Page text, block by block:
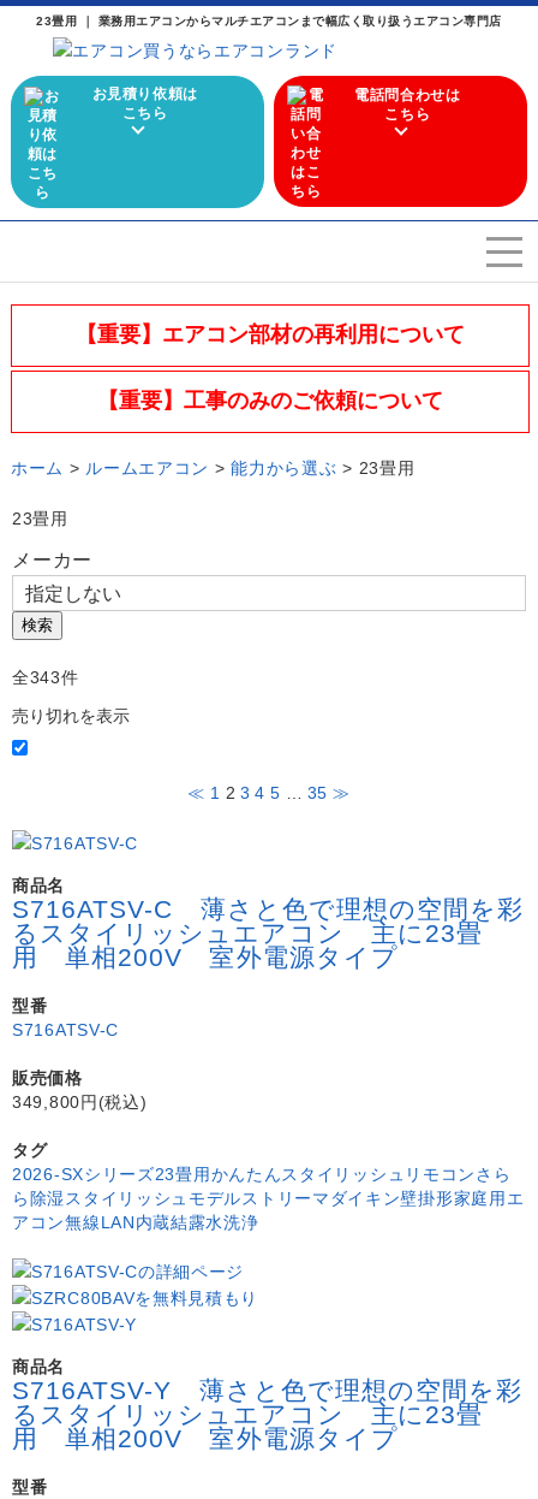
23畳用 ｜ 業務用エアコンからマルチエアコンまで幅広く取り扱うエアコン専門店
お見積り依頼は
こちら
電話問合わせは
こちら
エアコンを選ぶ
Airconditioner search
店舗案内
施工実績
【重要】エアコン部材の再利用について
【重要】工事のみのご依頼について
ホーム > ルームエアコン >能力から選ぶ > 23畳用
23畳用
メーカー
検索
全343件
売り切れを表示
≪ 1 2 3 4 5 35 ≫
商品名
S716ATSV-C 薄さと色で理想の空間を彩
るスタイリッシュエアコン 主に23畳
用 単相200V 室外電源タイプ
型番
S716ATSV-C
販売価格
349,800円(税込)
タグ
2026-SXシリーズ23畳用かんたんスタイリッシュリモコンさら
ら除湿 スタイリッシュモデルストリーマ ダイキン壁掛形家庭用エ
アコン無線LAN内蔵結露水洗浄
商品名
S716ATSV-Y 薄さと色で理想の空間を彩
るスタイリッシュエアコン 主に23畳
用 単相200V 室外電源タイプ
型番